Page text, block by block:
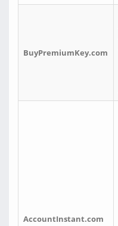
BuyPremiumKey.com
AccountInstant.com